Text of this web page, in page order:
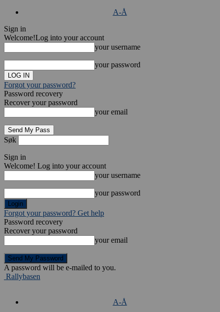
A-Å
Sign in
Welcome!Log into your account
your username
your password
Forgot your password?
Password recovery
Recover your password
your email
Søk
Sign in
Welcome! Log into your account
your username
your password
Forgot your password? Get help
Password recovery
Recover your password
your email
A password will be e-mailed to you.
Rallybasen
A-Å